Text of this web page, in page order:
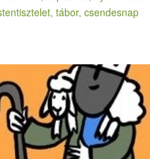
tábor, csendesnap